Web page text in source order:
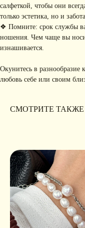
салфеткой, чтобы они
только эстетика, но и
❖ Помните: срок службы
ношения. Чем чаще вы
изнашивается.
Окунитесь в
любовь себе или своим
СМОТРИТЕ ТАКЖЕ
Сайт разработан
Digital-Step
Я соглашаюсь с обработкой
конфиденциальности
ОГРН 324547600025580
ИНН 540405944704
ИНФОРМАЦИЯ